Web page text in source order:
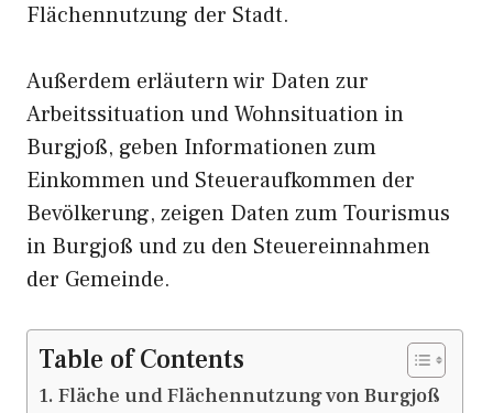
Flächennutzung der Stadt.
Außerdem erläutern wir Daten zur
Arbeitssituation und Wohnsituation in
Burgjoß, geben Informationen zum
Einkommen und Steueraufkommen der
Bevölkerung, zeigen Daten zum Tourismus
in Burgjoß und zu den Steuereinnahmen
der Gemeinde.
Table of Contents
Fläche und Flächennutzung von Burgjoß